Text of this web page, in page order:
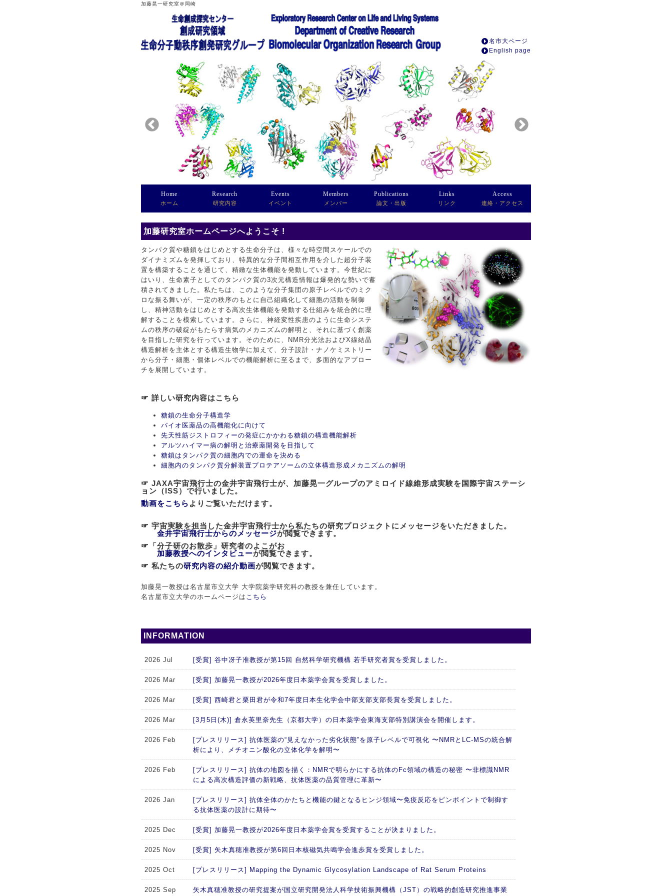
加藤晃一研究室＠岡崎
名市大ページ
English page
Home
ホーム
Research
研究内容
Events
イベント
Members
メンバー
Publications
論文・出版
Links
リンク
Access
連絡・アクセス
加藤研究室ホームページへようこそ !
タンパク質や糖鎖をはじめとする生命分子は、様々な時空間スケールでの
ダイナミズムを発揮しており、特異的な分子間相互作用を介した超分子装
置を構築することを通じて、精緻な生体機能を発動しています。今世紀に
はいり、生命素子としてのタンパク質の3次元構造情報は爆発的な勢いで蓄
積されてきました。私たちは、このような分子集団の原子レベルでのミク
ロな振る舞いが、一定の秩序のもとに自己組織化して細胞の活動を制御
し、精神活動をはじめとする高次生体機能を発動する仕組みを統合的に理
解することを模索しています。さらに、神経変性疾患のように生命システ
ムの秩序の破綻がもたらす病気のメカニズムの解明と、それに基づく創薬
を目指した研究を行っています。そのために、NMR分光法およびX線結晶
構造解析を主体とする構造生物学に加えて、分子設計・ナノケミストリー
から分子・細胞・個体レベルでの機能解析に至るまで、多面的なアプロー
チを展開しています。
☞ 詳しい研究内容はこちら
糖鎖の生命分子構造学
バイオ医薬品の高機能化に向けて
先天性筋ジストロフィーの発症にかかわる糖鎖の構造機能解析
アルツハイマー病の解明と治療薬開発を目指して
糖鎖はタンパク質の細胞内での運命を決める
細胞内のタンパク質分解装置プロテアソームの立体構造形成メカニズムの解明
☞ JAXA宇宙飛行士の金井宇宙飛行士が、加藤晃一グループのアミロイド線維形成実験を国際宇宙ステーシ
ョン（ISS）で行いました。
動画をこちら よりご覧いただけます。
☞ 宇宙実験を担当した金井宇宙飛行士から私たちの研究プロジェクトにメッセージをいただきました。
金井宇宙飛行士からのメッセージが閲覧できます。
☞「分子研のお散歩」研究者のよこがお
加藤教授へのインタビューが閲覧できます。
☞ 私たちの研究内容の紹介動画が閲覧できます。
加藤晃一教授は名古屋市立大学 大学院薬学研究科の教授を兼任しています。
名古屋市立大学のホームページは こちら
INFORMATION
2026 Jul [受賞] 谷中冴子准教授が第15回 自然科学研究機構 若手研究者賞を受賞しました。
2026 Mar [受賞] 加藤晃一教授が2026年度日本薬学会賞を受賞しました。
2026 Mar [受賞] 西崎君と栗田君が令和7年度日本生化学会中部支部支部長賞を受賞しました。
2026 Mar [3月5日(木)] 倉永英里奈先生（京都大学）の日本薬学会東海支部特別講演会を開催します。
2026 Feb
[プレスリリース] 抗体医薬の“見えなかった劣化状態”を原子レベルで可視化 〜NMRとLC-MSの統合解
析により、メチオニン酸化の立体化学を解明〜
2026 Feb
[プレスリリース] 抗体の地図を描く：NMRで明らかにする抗体のFc領域の構造の秘密 〜非標識NMR
による高次構造評価の新戦略、抗体医薬の品質管理に革新〜
2026 Jan
[プレスリリース] 抗体全体のかたちと機能の鍵となるヒンジ領域〜免疫反応をピンポイントで制御す
る抗体医薬の設計に期待〜
2025 Dec [受賞] 加藤晃一教授が2026年度日本薬学会賞を受賞することが決まりました。
2025 Nov [受賞] 矢木真穂准教授が第6回日本核磁気共鳴学会進歩賞を受賞しました。
2025 Oct [プレスリリース] Mapping the Dynamic Glycosylation Landscape of Rat Serum Proteins
2025 Sep 矢木真穂准教授の研究提案が国立研究開発法人科学技術振興機構（JST）の戦略的創造研究推進事業